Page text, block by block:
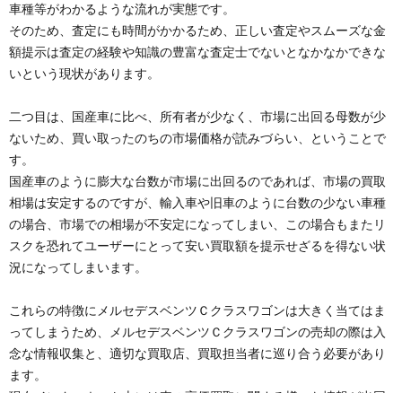
車種等がわかるような流れが実態です。
そのため、査定にも時間がかかるため、正しい査定やスムーズな金
額提示は査定の経験や知識の豊富な査定士でないとなかなかできな
いという現状があります。
二つ目は、国産車に比べ、所有者が少なく、市場に出回る母数が少
ないため、買い取ったのちの市場価格が読みづらい、ということで
す。
国産車のように膨大な台数が市場に出回るのであれば、市場の買取
相場は安定するのですが、輸入車や旧車のように台数の少ない車種
の場合、市場での相場が不安定になってしまい、この場合もまたリ
スクを恐れてユーザーにとって安い買取額を提示せざるを得ない状
況になってしまいます。
これらの特徴にメルセデスベンツＣクラスワゴンは大きく当てはま
ってしまうため、メルセデスベンツＣクラスワゴンの売却の際は入
念な情報収集と、適切な買取店、買取担当者に巡り合う必要があり
ます。